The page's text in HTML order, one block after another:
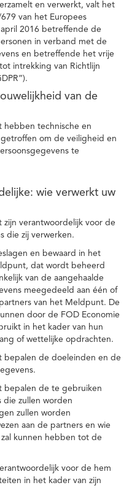
en verwerkt, valt het
van het Europees
2016 betreffende de
in verband met de
en betreffende het vrije
intrekking van Richtlijn
van de
hebben technische en
om de veiligheid en
te
wie verwerkt uw
verantwoordelijk voor de
die zij verwerken.
en bewaard in het
dat wordt beheerd
van de aangehaalde
meegedeeld aan één of
van het Meldpunt. De
door de FOD Economie
in het kader van hun
of wettelijke opdrachten.
bepalen de doeleinden en de
bepalen de te gebruiken
die zullen worden
zullen worden
aan de partners en wie
kunnen hebben tot de
voor de hem
in het kader van zijn